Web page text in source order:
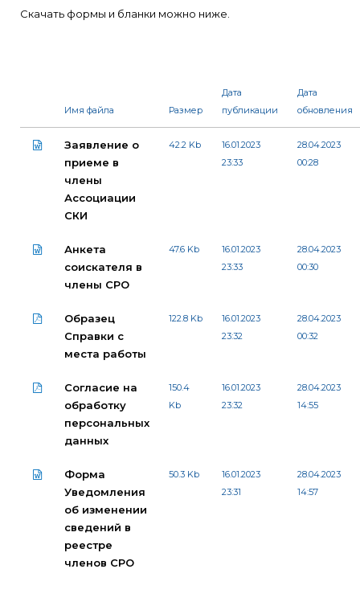
Скачать формы и бланки можно ниже.
Имя файла Размер
Дата
публикации
Дата
обновления
Заявление о
приеме в
члены
Ассоциации
СКИ
42.2 Kb
16.01.2023
23:33
28.04.2023
00:28
Анкета
соискателя в
члены СРО
47.6 Kb
16.01.2023
23:33
28.04.2023
00:30
Образец
Справки с
места работы
122.8 Kb
16.01.2023
23:32
28.04.2023
00:32
Согласие на
обработку
персональных
данных
150.4
Kb
16.01.2023
23:32
28.04.2023
14:55
Форма
Уведомления
об изменении
сведений в
реестре
членов СРО
50.3 Kb
16.01.2023
23:31
28.04.2023
14:57